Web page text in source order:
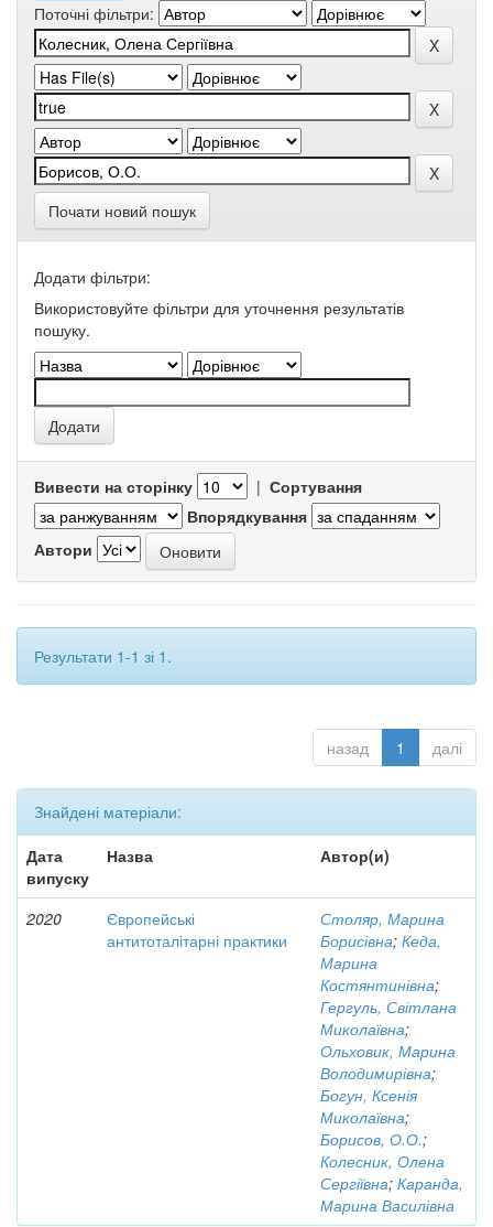
Поточні фільтри:
Почати новий пошук
Додати фільтри:
Використовуйте фільтри для уточнення результатів
пошуку.
Вивести на сторінку | Сортування
Впорядкування
Автори
Результати 1-1 зі 1.
назад 1 далі
Знайдені матеріали:
Дата
випуску
Назва Автор(и)
2020
Європейські
антитоталітарні практики
Столяр, Марина
Борисівна; Кеда,
Марина
Костянтинівна;
Гергуль, Світлана
Миколаївна;
Ольховик, Марина
Володимирівна;
Богун, Ксенія
Миколаївна;
Борисов, О.О.;
Колесник, Олена
Сергіївна; Каранда,
Марина Василівна